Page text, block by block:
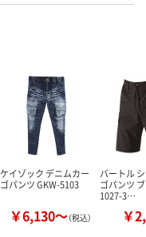
ケイゾック デニムカー
ゴパンツ GKW-5103
￥6,130～（税込）
バートル
ゴパンツ
1027-3…
￥